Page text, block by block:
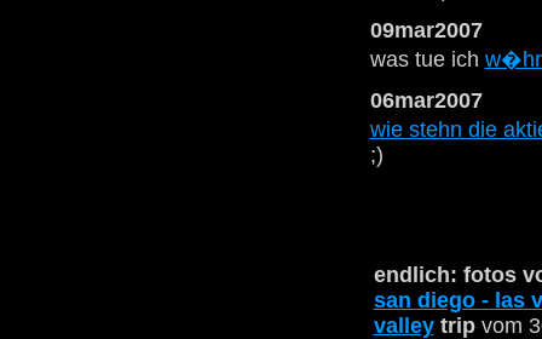
09mar2007
was tue ich
06mar2007
wie stehn die
;)
endlich: fotos
san diego - las
valleytripvom